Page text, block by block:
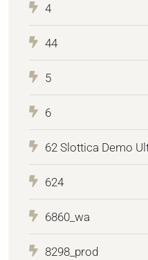
4
44
5
6
62 Slottica Demo
624
6860_wa
8298_prod